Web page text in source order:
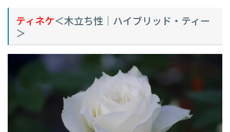
ティネケ＜木立ち性｜ハイブリッド・ティー
＞